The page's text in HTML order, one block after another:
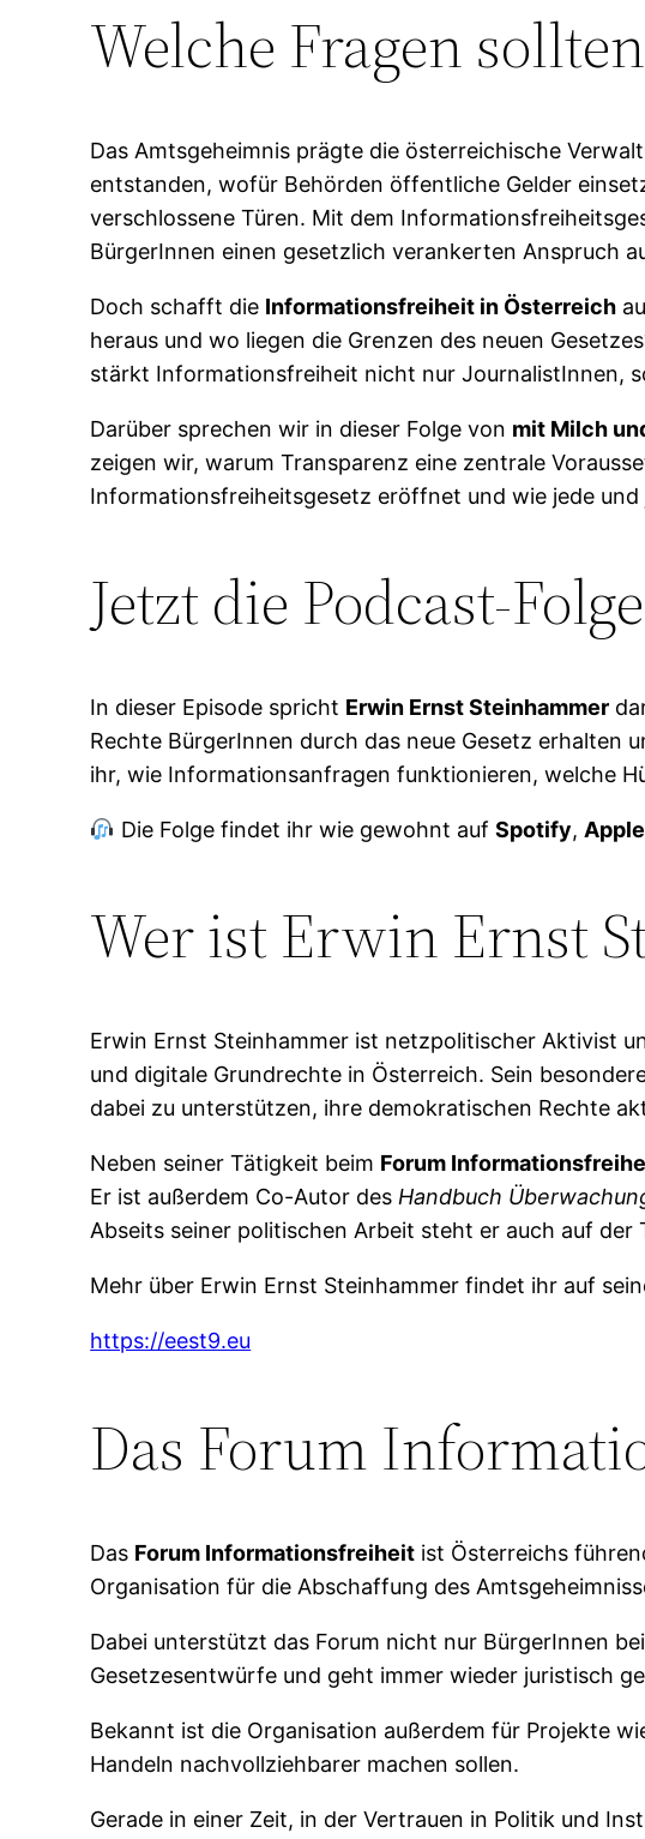
Welche Fragen
Das Amtsgeheimnis prägte die österreichische
entstanden, wofür Behörden öffentliche Gelder
verschlossene Türen. Mit dem
BürgerInnen einen gesetzlich verankerten Anspruch
Doch schafft die Informationsfreiheit in Österreich
heraus und wo liegen die Grenzen des neuen
stärkt Informationsfreiheit nicht nur JournalistInnen,
Darüber sprechen wir in dieser Folge von mit Milch
zeigen wir, warum Transparenz eine zentrale
Informationsfreiheitsgesetz eröffnet und wie jede
Jetzt die Podcast-
In dieser Episode spricht Erwin Ernst Steinhammer
Rechte BürgerInnen durch das neue Gesetz
ihr, wie Informationsanfragen funktionieren, welche
Die Folge findet ihr wie gewohnt auf Spotify,
Wer ist Erwin Ernst
Erwin Ernst Steinhammer ist netzpolitischer Aktivist
und digitale Grundrechte in Österreich. Sein
dabei zu unterstützen, ihre demokratischen Rechte
Neben seiner Tätigkeit beim Forum
Er ist außerdem Co-Autor desHandbuch
Abseits seiner politischen Arbeit steht er auch auf der
Mehr über Erwin Ernst Steinhammer findet ihr auf
https://eest9.eu
Das Forum
Das Forum Informationsfreiheit ist Österreichs
Organisation für die Abschaffung des
Dabei unterstützt das Forum nicht nur BürgerInnen
Gesetzesentwürfe und geht immer wieder juristisch
Bekannt ist die Organisation außerdem für Projekte
Handeln nachvollziehbarer machen sollen.
Gerade in einer Zeit, in der Vertrauen in Politik und